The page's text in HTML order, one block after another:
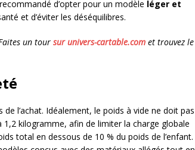
d’opter pour un modèle léger et
et d’éviter les déséquilibres.
un tour sur univers-cartable.com et trouvez le
l’achat. Idéalement, le poids à vide ne doit pas
kilogramme, afin de limiter la charge globale
total en dessous de 10 % du poids de l’enfant.